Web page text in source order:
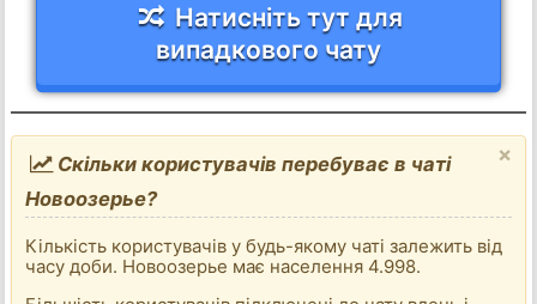
Натисніть тут для
випадкового чату
×
Скільки користувачів перебуває в чаті
Новоозерье?
Кількість користувачів у будь-якому чаті залежить від
часу доби. Новоозерье має населення 4.998.